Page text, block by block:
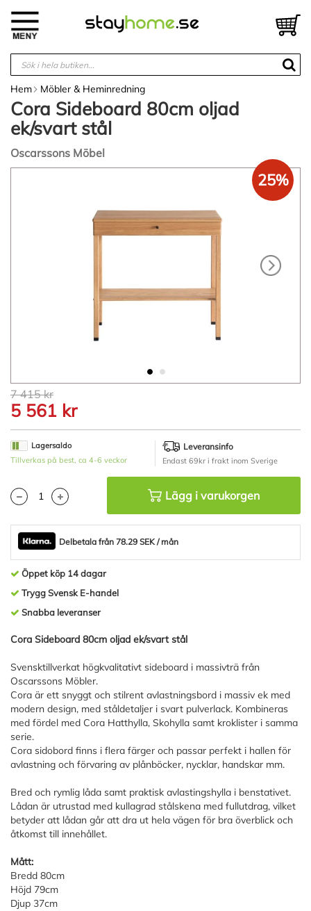
innehållet
Hem Möbler & Heminredning
Cora Sideboard 80cm oljad
ek/svart stål
Oscarssons Möbel
Hoppa
till
början
av
bildgalleriet
25%
7 415 kr
5 561 kr
Lagersaldo
Tillverkas på best, ca 4-6 veckor
Leveransinfo
Endast 69kr i frakt inom Sverige
Lägg i varukorgen
Delbetala från 78.29 SEK / mån
Öppet köp 14 dagar
Trygg Svensk E-handel
Snabba leveranser
Cora Sideboard 80cm oljad ek/svart stål
Svensktillverkat högkvalitativt sideboard i massivträ från
Oscarssons Möbler.
Cora är ett snyggt och stilrent avlastningsbord i massiv ek med
modern design, med ståldetaljer i svart pulverlack. Kombineras
med fördel med Cora Hatthylla, Skohylla samt kroklister i samma
serie.
Cora sidobord finns i flera färger och passar perfekt i hallen för
avlastning och förvaring av plånböcker, nycklar, handskar mm.
Bred och rymlig låda samt praktisk avlastingshylla i benstativet.
Lådan är utrustad med kullagrad stålskena med fullutdrag, vilket
betyder att lådan går att dra ut hela vägen för bra överblick och
åtkomst till innehållet.
Mått:
Bredd 80cm
Höjd 79cm
Djup 37cm